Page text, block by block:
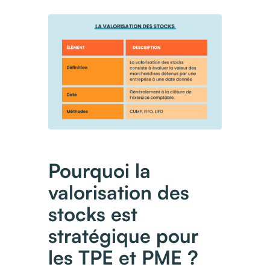
Pourquoi la
valorisation des
stocks est
stratégique pour
les TPE et PME ?